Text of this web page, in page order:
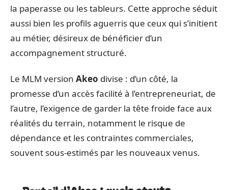
la paperasse ou les tableurs. Cette approche séduit
aussi bien les profils aguerris que ceux qui s’initient
au métier, désireux de bénéficier d’un
accompagnement structuré.
Le MLM version Akeo divise : d’un côté, la
promesse d’un accès facilité à l’entrepreneuriat, de
l’autre, l’exigence de garder la tête froide face aux
réalités du terrain, notamment le risque de
dépendance et les contraintes commerciales,
souvent sous-estimés par les nouveaux venus.